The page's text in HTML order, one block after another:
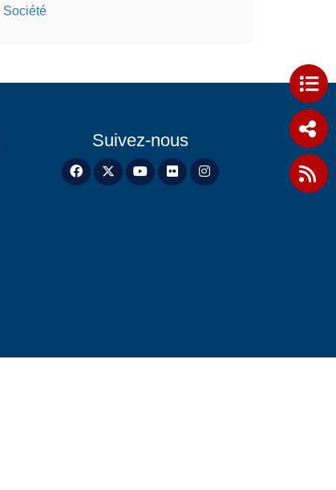
Société
Suivez-nous